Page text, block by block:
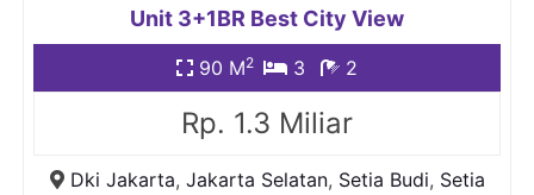
Unit 3+1BR Best City View
90 M2 3 2
Rp. 1.3 Miliar
Dki Jakarta, Jakarta Selatan, Setia Budi, Setia